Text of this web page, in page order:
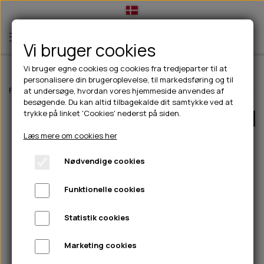
TIL HUND
💧FODER- VANDSKÅLE
CHICOPEE
GODBIDSTASKE
HALSBÅND
🦴 GODBIDDER & SNACKS
🍖 SMAGSVARIANTER
🎾 LEGETØJ
TÆNDER, ØRE, ØJE, POTER & NÆSE
🐾 UDSTYR & KOMFORT
TIL HUNDEEJER
DRIKKEFLASKER/TERMOFLASKER
HUER OG VANTER
PINEWOOD SALES
TIL KAT
TILBUD
NYHEDER
ABONNEMENT
Forside Til hunde Godbidder & Snacks Bløde godbidder/snacks
Vi bruger cookies
Vi bruger egne cookies og cookies fra tredjeparter til at
personalisere din brugeroplevelse, til markedsføring og til
at undersøge, hvordan vores hjemmeside anvendes af
besøgende. Du kan altid tilbagekalde dit samtykke ved at
trykke på linket 'Cookies' nederst på siden.
Læs mere om cookies her
Nødvendige cookies
Funktionelle cookies
Statistik cookies
Marketing cookies